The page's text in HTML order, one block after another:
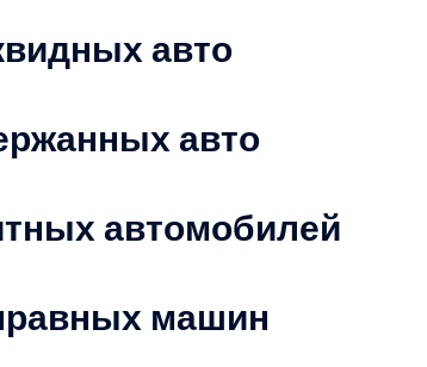
авто
авто
автомобилей
машин